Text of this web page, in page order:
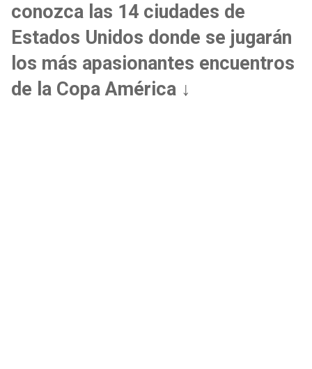
conozca las 14 ciudades de
Estados Unidos donde se jugarán
los más apasionantes encuentros
de la Copa América ↓